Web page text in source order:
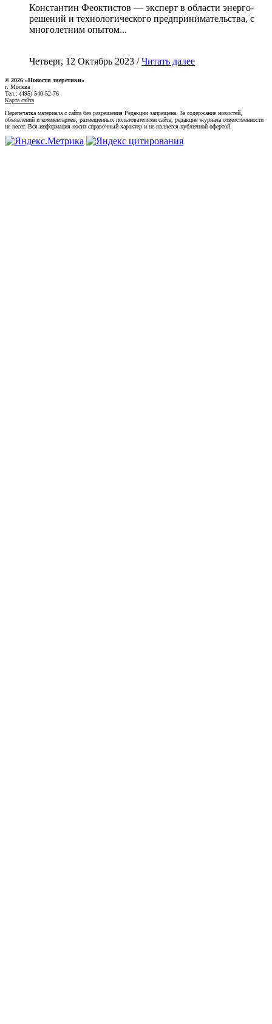
Константин Феоктистов — эксперт в области энерго-
решений и технологического предпринимательства, с
многолетним опытом...
Четверг, 12 Октябрь 2023 /Читать далее
© 2026 «Новости энеретики»
г. Москва
Тел.: (495) 540-52-76
Карта сайта
Перепечатка материала с сайта без разрешения Редакции запрещена. За содержание новостей,
объявлений и комментариев, размещенных пользователями сайта, редакция журнала ответственности
не несет. Вся информация носит справочный характер и не является публичной офертой.